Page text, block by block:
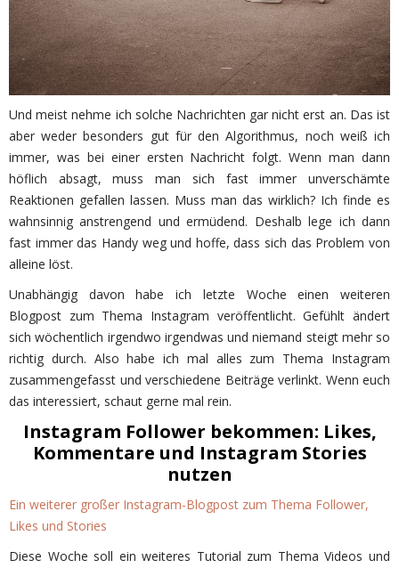
Und meist nehme ich solche Nachrichten gar nicht erst an. Das ist
aber weder besonders gut für den Algorithmus, noch weiß ich
immer, was bei einer ersten Nachricht folgt. Wenn man dann
höflich absagt, muss man sich fast immer unverschämte
Reaktionen gefallen lassen. Muss man das wirklich? Ich finde es
wahnsinnig anstrengend und ermüdend. Deshalb lege ich dann
fast immer das Handy weg und hoffe, dass sich das Problem von
alleine löst.
Unabhängig davon habe ich letzte Woche einen weiteren
Blogpost zum Thema Instagram veröffentlicht. Gefühlt ändert
sich wöchentlich irgendwo irgendwas und niemand steigt mehr so
richtig durch. Also habe ich mal alles zum Thema Instagram
zusammengefasst und verschiedene Beiträge verlinkt. Wenn euch
das interessiert, schaut gerne mal rein.
Instagram Follower bekommen: Likes,
Kommentare und Instagram Stories
nutzen
Ein weiterer großer Instagram-Blogpost zum Thema Follower,
Likes und Stories
Diese Woche soll ein weiteres Tutorial zum Thema Videos und